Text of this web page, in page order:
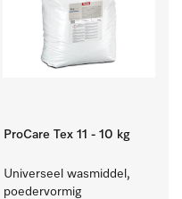
ProCare Tex 11 - 10 kg
Universeel wasmiddel,
poedervormig